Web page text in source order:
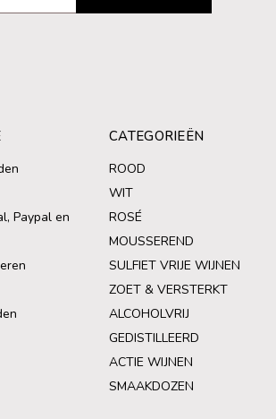
Paypal en
CATEGORIEËN
ROOD
WIT
ROSÉ
MOUSSEREND
SULFIET VRIJE WIJNEN
ZOET & VERSTERKT
ALCOHOLVRIJ
GEDISTILLEERD
ACTIE WIJNEN
SMAAKDOZEN